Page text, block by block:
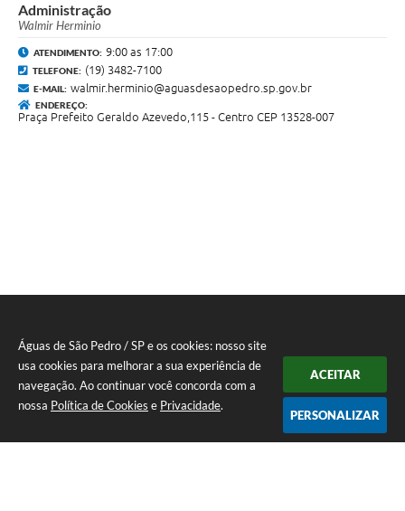
Águas de São Pedro / SP e os cookies: nosso site
usa cookies para melhorar a sua experiência de
navegação. Ao continuar você concorda com a
nossa Política de Cookies e Privacidade.
ACEITAR
PERSONALIZAR
Administração
Walmir Herminio
ATENDIMENTO: 9:00 as 17:00
TELEFONE: (19) 3482-7100
E-MAIL: walmir.herminio@aguasdesaopedro.sp.gov.br
ENDEREÇO:
Praça Prefeito Geraldo Azevedo,115 - Centro CEP 13528-007